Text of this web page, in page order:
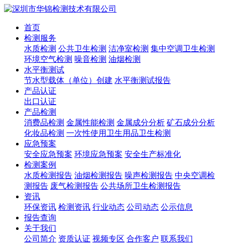
首页
检测服务
水质检测 公共卫生检测 洁净室检测 集中空调卫生检测
环境空气检测 噪音检测 油烟检测
水平衡测试
节水型载体（单位）创建 水平衡测试报告
产品认证
出口认证
产品检测
消费品检测 金属性能检测 金属成分分析 矿石成分分析
化妆品检测 一次性使用卫生用品卫生检测
应急预案
安全应急预案 环境应急预案 安全生产标准化
检测案例
水质检测报告 油烟检测报告 噪声检测报告 中央空调检
测报告 废气检测报告 公共场所卫生检测报告
资讯
环保资讯 检测资讯 行业动态 公司动态 公示信息
报告查询
关于我们
公司简介 资质认证 视频专区 合作客户 联系我们